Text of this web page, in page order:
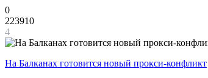
0
223910
4
На Балканах готовится новый прокси-конфликт